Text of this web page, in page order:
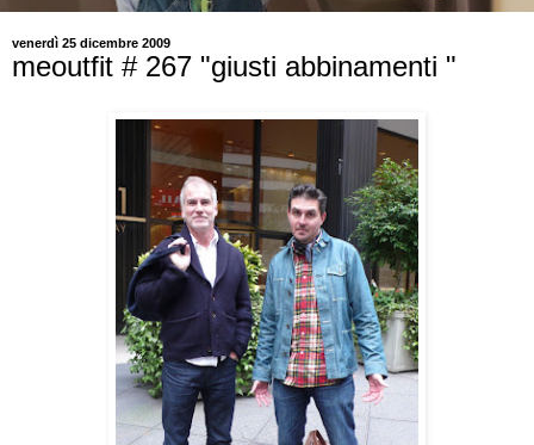
venerdì 25 dicembre 2009
meoutfit # 267 "giusti abbinamenti "